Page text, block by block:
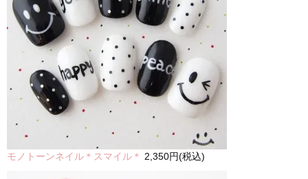
モノトーンネイル＊スマイル＊ 2,350円(税込)